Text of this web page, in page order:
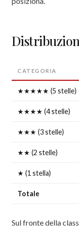
CATEGORIA
★★★★★ (5 stelle)
★★★★ (4 stelle)
★★★ (3 stelle)
★★ (2 stelle)
★ (1 stella)
Totale
Sul fronte della